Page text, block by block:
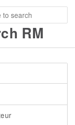
RM